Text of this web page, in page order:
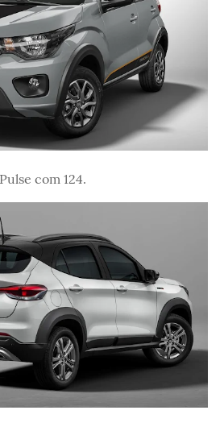
com 124.